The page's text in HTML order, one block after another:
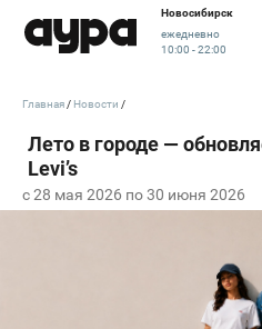
Новосибирск
ежедневно
10:00 - 22:00
c 28 мая 2026 по 30 июня 2026
Главная Новости